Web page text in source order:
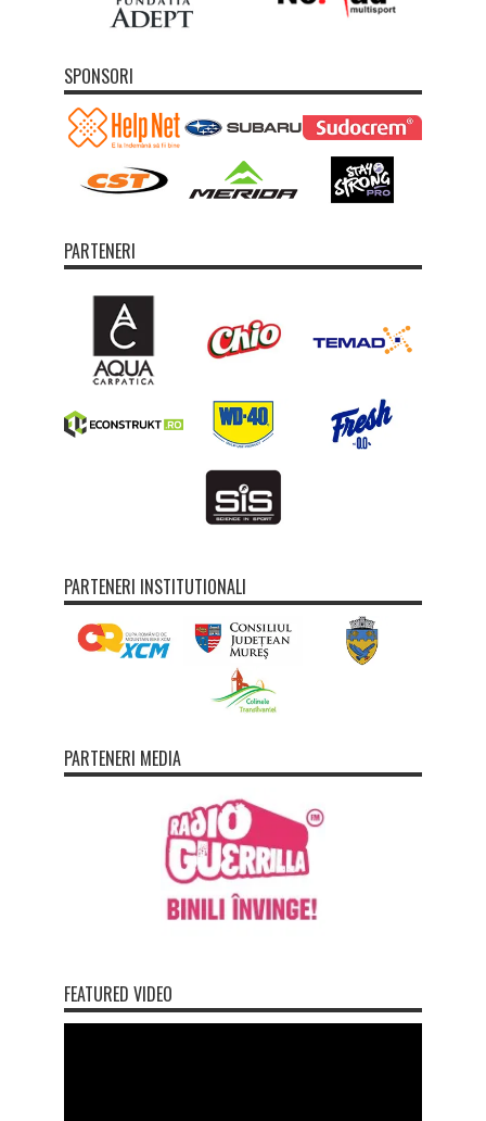
SPONSORI
PARTENERI
PARTENERI INSTITUTIONALI
PARTENERI MEDIA
FEATURED VIDEO